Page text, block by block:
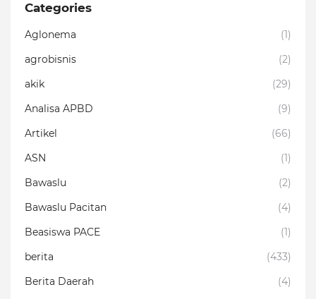
Categories
Aglonema
(1)
agrobisnis
(2)
akik
(29)
Analisa APBD
(9)
Artikel
(66)
ASN
(1)
Bawaslu
(2)
Bawaslu Pacitan
(4)
Beasiswa PACE
(1)
berita
(433)
Berita Daerah
(4)